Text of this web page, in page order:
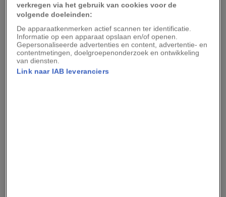
Ook al hebben ze niet dezelfde typische bruine
huid als andere elanden, is men er niet zeker van
of witte en albino-elanden benadeeld zijn in het
wild. De donkere vacht is moeilijk te zien in het
wild, maar omdat er ook volwassen witte elanden
verkregen via het gebruik van cookies voor de
volgende doeleinden:
De apparaatkenmerken actief scannen ter identificatie.
Informatie op een apparaat opslaan en/of openen.
Gepersonaliseerde advertenties en content, advertentie- en
contentmetingen, doelgroepenonderzoek en ontwikkeling
van diensten.
Link naar IAB leveranciers